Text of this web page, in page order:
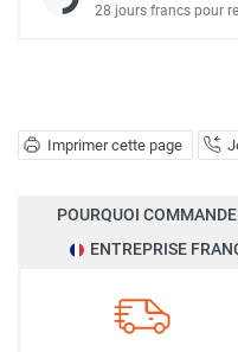
Imprimer cette page
28 jours francs pour
POURQUOI
ENTREPRISE